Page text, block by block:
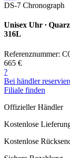
DS-7 Chronograph
Unisex Uhr ∙
316L
Referenznummer:
665 €
?
Bei händler
Filiale finden
Offizieller Händler
Kostenlose
Kostenlose